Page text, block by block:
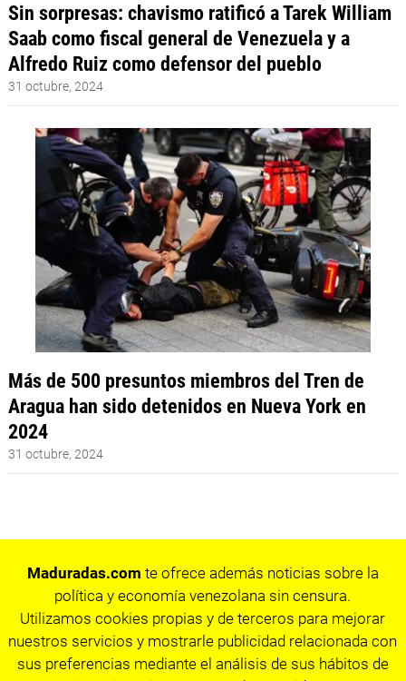
Sin sorpresas: chavismo ratificó a Tarek William
Saab como fiscal general de Venezuela y a
Alfredo Ruiz como defensor del pueblo
31 octubre, 2024
Más de 500 presuntos miembros del Tren de
Aragua han sido detenidos en Nueva York en
2024
31 octubre, 2024
Maduradas.com te ofrece además noticias sobre la
política y economía venezolana sin censura.
Utilizamos cookies propias y de terceros para mejorar
nuestros servicios y mostrarle publicidad relacionada con
sus preferencias mediante el análisis de sus hábitos de